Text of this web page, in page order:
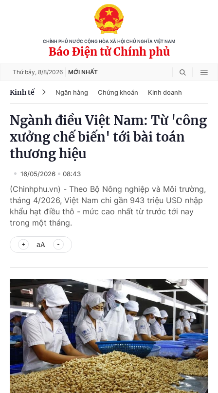
CHÍNH PHỦ NƯỚC CỘNG HÒA XÃ HỘI CHỦ NGHĨA VIỆT NAM
Báo Điện tử Chính phủ
Thứ bảy, 8/8/2026 MỚI NHẤT
Kinh tế Ngân hàng Chứng khoán Kinh doanh
Ngành điều Việt Nam: Từ 'công
xưởng chế biến' tới bài toán
thương hiệu
16/05/2026 08:43
(Chinhphu.vn) - Theo Bộ Nông nghiệp và Môi trường,
tháng 4/2026, Việt Nam chi gần 943 triệu USD nhập
khẩu hạt điều thô - mức cao nhất từ trước tới nay
trong một tháng.
aA